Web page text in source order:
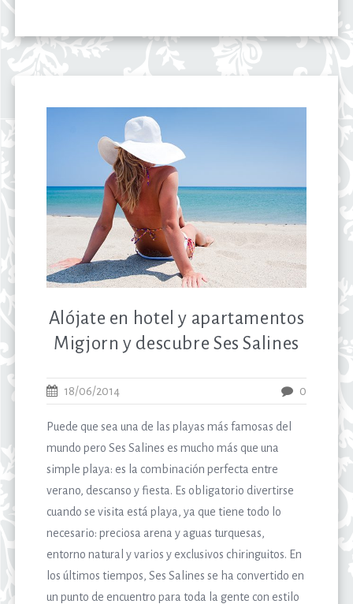
Alójate en hotel y apartamentos
Migjorn y descubre Ses Salines
18/06/2014 0
Puede que sea una de las playas más famosas del
mundo pero Ses Salines es mucho más que una
simple playa: es la combinación perfecta entre
verano, descanso y fiesta. Es obligatorio divertirse
cuando se visita está playa, ya que tiene todo lo
necesario: preciosa arena y aguas turquesas,
entorno natural y varios y exclusivos chiringuitos. En
los últimos tiempos, Ses Salines se ha convertido en
un punto de encuentro para toda la gente con estilo